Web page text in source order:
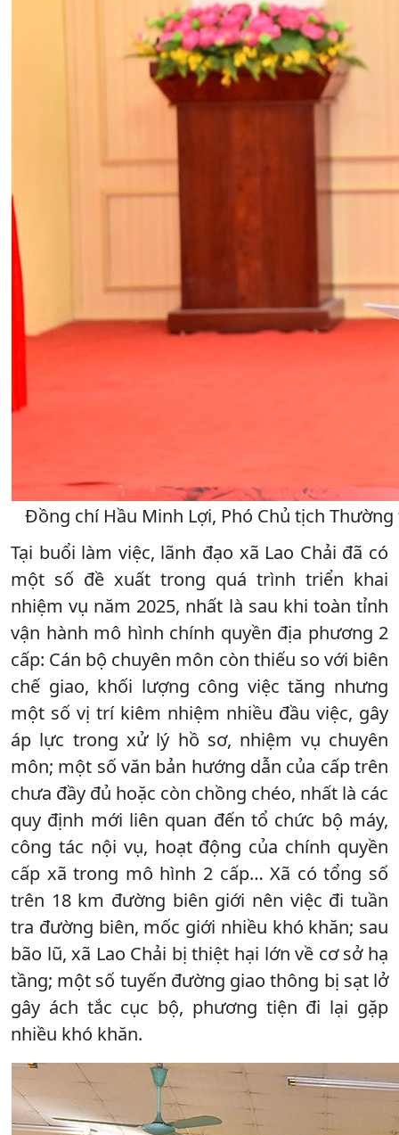
Đồng chí Hầu Minh Lợi, Phó Chủ tịch
Tại buổi làm việc, lãnh đạo xã Lao Chải đã có
một số đề xuất trong quá trình triển khai
nhiệm vụ năm 2025, nhất là sau khi toàn tỉnh
vận hành mô hình chính quyền địa phương 2
cấp: Cán bộ chuyên môn còn thiếu so với biên
chế giao, khối lượng công việc tăng nhưng
một số vị trí kiêm nhiệm nhiều đầu việc, gây
áp lực trong xử lý hồ sơ, nhiệm vụ chuyên
môn; một số văn bản hướng dẫn của cấp trên
chưa đầy đủ hoặc còn chồng chéo, nhất là các
quy định mới liên quan đến tổ chức bộ máy,
công tác nội vụ, hoạt động của chính quyền
cấp xã trong mô hình 2 cấp… Xã có tổng số
trên 18 km đường biên giới nên việc đi tuần
tra đường biên, mốc giới nhiều khó khăn; sau
bão lũ, xã Lao Chải bị thiệt hại lớn về cơ sở hạ
tầng; một số tuyến đường giao thông bị sạt lở
gây ách tắc cục bộ, phương tiện đi lại gặp
nhiều khó khăn.